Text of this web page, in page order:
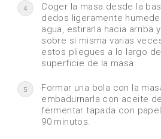
4
Coger la masa desde la
dedos ligeramente
agua, estirarla hacia arriba
sobre si misma varias
estos pliegues a lo largo
superficie de la masa.
5
Formar una bola con la
embadurnarla con aceite
fermentar tapada con
90 minutos.